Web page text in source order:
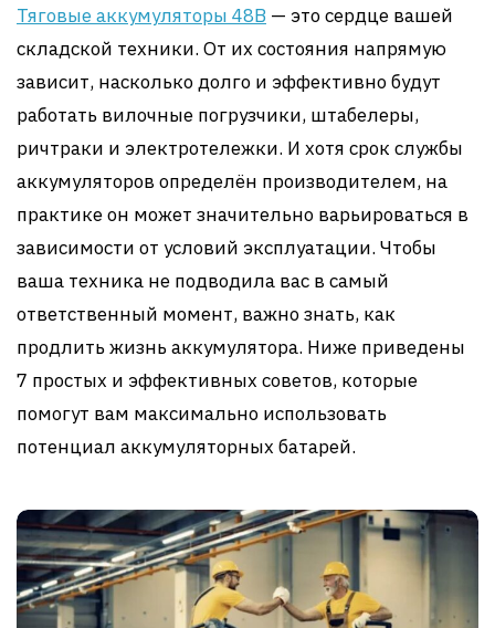
Тяговые аккумуляторы 48В — это сердце вашей
складской техники. От их состояния напрямую
зависит, насколько долго и эффективно будут
работать вилочные погрузчики, штабелеры,
ричтраки и электротележки. И хотя срок службы
аккумуляторов определён производителем, на
практике он может значительно варьироваться в
зависимости от условий эксплуатации. Чтобы
ваша техника не подводила вас в самый
ответственный момент, важно знать, как
продлить жизнь аккумулятора. Ниже приведены
7 простых и эффективных советов, которые
помогут вам максимально использовать
потенциал аккумуляторных батарей.